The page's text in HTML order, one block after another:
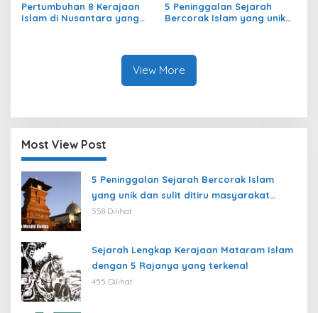
Pertumbuhan 8 Kerajaan
Islam di Nusantara yang
5 Peninggalan Sejarah
Bercorak Islam yang unik
View More
Most View Post
5 Peninggalan Sejarah Bercorak Islam
yang unik dan sulit ditiru masyarakat
modern
558 Dilihat
Sejarah Lengkap Kerajaan Mataram Islam
dengan 5 Rajanya yang terkenal
455 Dilihat